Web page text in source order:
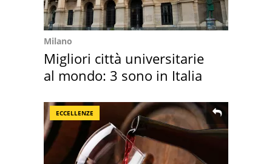
Milano
Migliori città universitarie
al mondo: 3 sono in Italia
ECCELLENZE